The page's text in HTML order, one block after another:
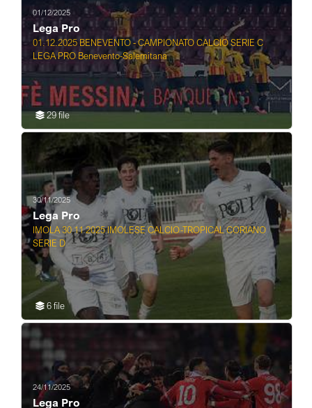
01/12/2025
Lega Pro
01.12.2025 BENEVENTO - CAMPIONATO CALCIO SERIE C
LEGA PRO Benevento-Salernitana
29 file
30/11/2025
Lega Pro
IMOLA 30 11 2025 IMOLESE CALCIO-TROPICAL CORIANO
SERIE D
6 file
24/11/2025
Lega Pro